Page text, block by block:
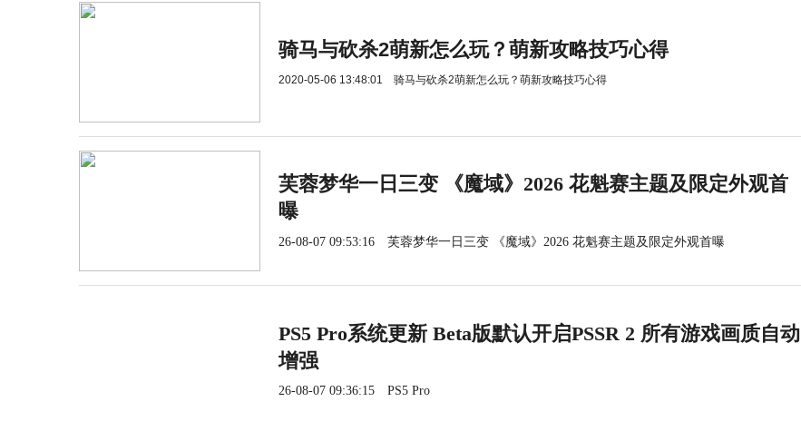
骑马与砍杀2萌新怎么玩？萌新攻略技巧心得
2020-05-06 13:48:01 骑马与砍杀2萌新怎么玩？萌新攻略技巧心得
芙蓉梦华一日三变 《魔域》2026 花魁赛主题及限定外观首
曝
26-08-07 09:53:16 芙蓉梦华一日三变 《魔域》2026 花魁赛主题及限定外观首曝
PS5 Pro系统更新 Beta版默认开启PSSR 2 所有游戏画质自动
增强
26-08-07 09:36:15 PS5 Pro